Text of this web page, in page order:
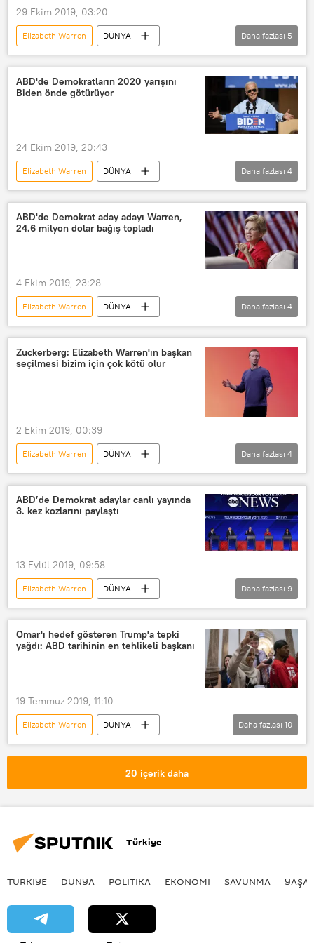
29 Ekim 2019, 03:20
Elizabeth Warren
DÜNYA
Haberler
ABD
Bernie Sanders
Komünizm
Araştırma
Y Kuşağı
Daha fazlası 5
ABD'de Demokratların 2020 yarışını
Biden önde götürüyor
24 Ekim 2019, 20:43
Elizabeth Warren
DÜNYA
Haberler
ABD
ABD Demokrat Parti
Joe Biden
ABD Başkanlık Seçimleri
Daha fazlası 4
ABD'de Demokrat aday adayı Warren,
24.6 milyon dolar bağış topladı
4 Ekim 2019, 23:28
Elizabeth Warren
DÜNYA
Haberler
ABD
ABD 2020 Başkanlık seçimleri
Anket
Bağış
Daha fazlası 4
Zuckerberg: Elizabeth Warren'ın başkan
seçilmesi bizim için çok kötü olur
2 Ekim 2019, 00:39
Elizabeth Warren
DÜNYA
Haberler
Facebook
Mark Zuckerberg
ABD 2020 Başkanlık seçimleri
Daha fazlası 4
ABD’de Demokrat adaylar canlı yayında
3. kez kozlarını paylaştı
13 Eylül 2019, 09:58
Elizabeth Warren
DÜNYA
Haberler
POLİTİKA
ABD
ABD 2020 Başkanlık seçimleri
Demokratlar
Bernie Sanders
Daha fazlası 9
Omar'ı hedef gösteren Trump'a tepki
yağdı: ABD tarihinin en tehlikeli başkanı
19 Temmuz 2019, 11:10
Elizabeth Warren
DÜNYA
Haberler
ABD
Demokratlar
İlhan Omar
Irkçılık
Faşist
Alexandria Ocasio-Cortez
Daha fazlası 10
20 içerik daha
Türkiye
TÜRKIYE DÜNYA POLİTİKA EKONOMİ SAVUNMA